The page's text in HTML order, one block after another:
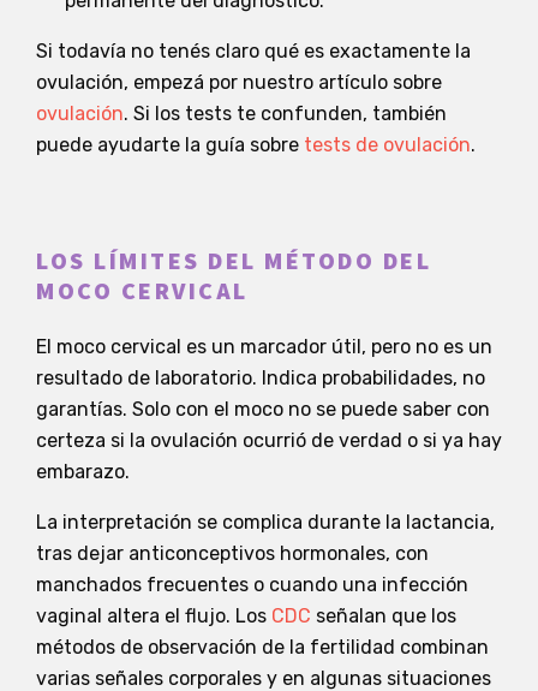
Si todavía no tenés claro qué es exactamente la
ovulación, empezá por nuestro artículo sobre
ovulación. Si los tests te confunden, también
puede ayudarte la guía sobre tests de ovulación.
LOS LÍMITES DEL MÉTODO DEL
MOCO CERVICAL
El moco cervical es un marcador útil, pero no es un
resultado de laboratorio. Indica probabilidades, no
garantías. Solo con el moco no se puede saber con
certeza si la ovulación ocurrió de verdad o si ya hay
embarazo.
La interpretación se complica durante la lactancia,
tras dejar anticonceptivos hormonales, con
manchados frecuentes o cuando una infección
vaginal altera el flujo. Los CDC señalan que los
métodos de observación de la fertilidad combinan
varias señales corporales y en algunas situaciones